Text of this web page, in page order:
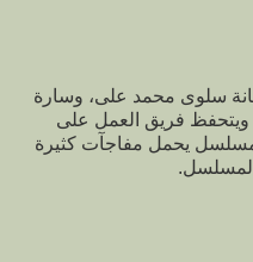
سلوى محمد على، وسارة
فريق العمل على
يحمل مفاجآت كثيرة
المسلسل.